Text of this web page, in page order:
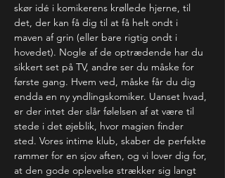
skør idé i komikerens krøllede hjerne, til
det, der kan få dig til at få helt ondt i
maven af grin (eller bare rigtig ondt i
hovedet). Nogle af de optrædende har du
sikkert set på TV, andre ser du måske for
første gang. Hvem ved, måske får du dig
endda en ny yndlingskomiker. Uanset hvad,
er der intet der slår følelsen af at være til
stede i det øjeblik, hvor magien finder
sted. Vores intime klub, skaber de perfekte
rammer for en sjov aften, og vi lover dig for,
at den gode oplevelse strækker sig langt